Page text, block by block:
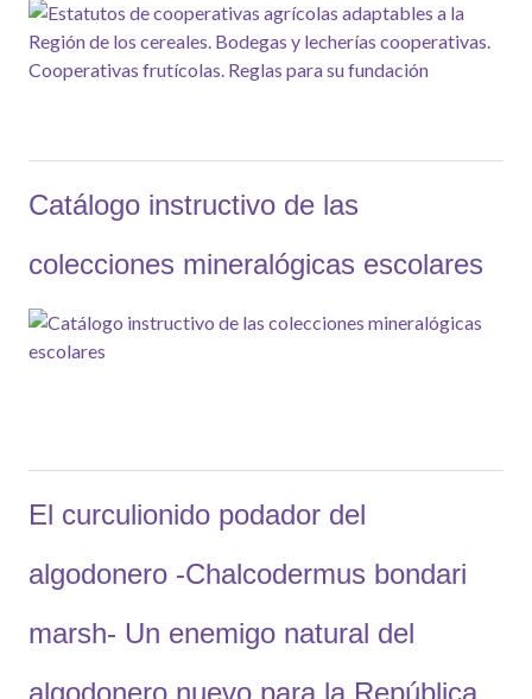
Catálogo instructivo de las
colecciones mineralógicas escolares
El curculionido podador del
algodonero -Chalcodermus bondari
marsh- Un enemigo natural del
algodonero nuevo para la República